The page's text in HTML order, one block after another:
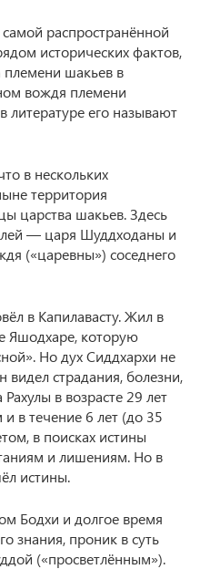
самой распространённой
исторических фактов,
племени шакьев в
вождя племени
литературе его называют
в нескольких
территория
царства шакьев. Здесь
— царя Шуддходаны и
(«царевны») соседнего
в Капилавасту. Жил в
Яшодхаре, которую
Но дух Сиддхархи не
страдания, болезни,
в возрасте 29 лет
в течение 6 лет (до 35
в поисках истины
и лишениям. Но в
истины.
Бодхи и долгое время
знания, проник в суть
(«просветлённым»).